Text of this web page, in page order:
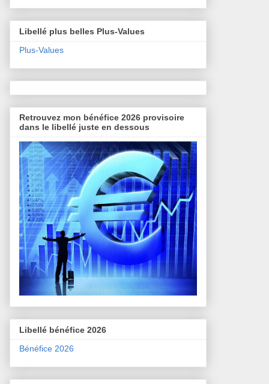
Libellé plus belles Plus-Values
Plus-Values
Retrouvez mon bénéfice 2026 provisoire
dans le libellé juste en dessous
Libellé bénéfice 2026
Bénéfice 2026